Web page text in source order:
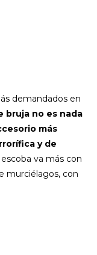
demandados en
bruja no es nada
más
y de
va más con
murciélagos, con